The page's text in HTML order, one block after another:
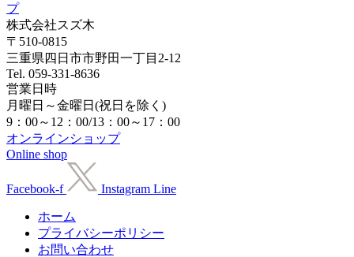
プ
株式会社スズ木
〒510-0815
三重県四日市市野田一丁目2-12
Tel. 059-331-8636
営業日時
月曜日～金曜日(祝日を除く)
9：00～12：00/13：00～17：00
オンラインショップ
Online shop
Facebook-f Instagram Line
ホーム
プライバシーポリシー
お問い合わせ